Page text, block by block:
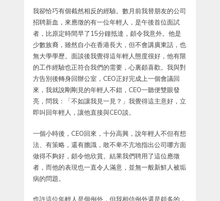
我卻恰巧有個截然相反的經驗。數月前我替朋友的公司
招聘新血，來應徵的有一位年輕人，是午後首位面試
者，比原定時間早了15分鐘抵達，頗令我意外。他是
少數族裔，雖然自小在香港長大，但不會講廣東話，也
無大學學歷。面談後我覺得這年輕人態度很好，他有限
的工作經驗也正符合我們的需要，心裏頗喜歡。我與對
方告別後轉身回辦公室，CEO正好完成上一個會議回
來，我就說剛剛見的年輕人不錯，CEO一聽便雙眼發
亮，問我：「不如讓我見一見？」我覺得這主意好，立
即叫回年輕人，讓他直接與CEO談。
一個小時後，CEO回來，十分高興，說年輕人不但有想
法、有策略，還有膽識，敢不卑不亢地指出公司哪方面
做得不夠好，頗令他欣賞。結果我們聘用了這位應徵
者，而他的表現也一直令人滿意，並無一般新鮮人被垢
病的問題。
也許這位年輕人是個例外，但我相信例外還是頗多的，